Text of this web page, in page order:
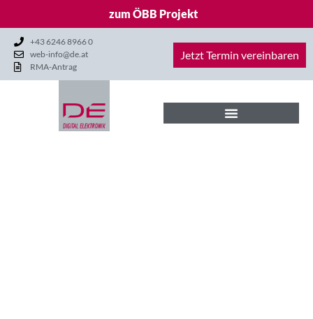
zum ÖBB Projekt
+43 6246 8966 0
web-info@de.at
RMA-Antrag
Jetzt Termin vereinbaren